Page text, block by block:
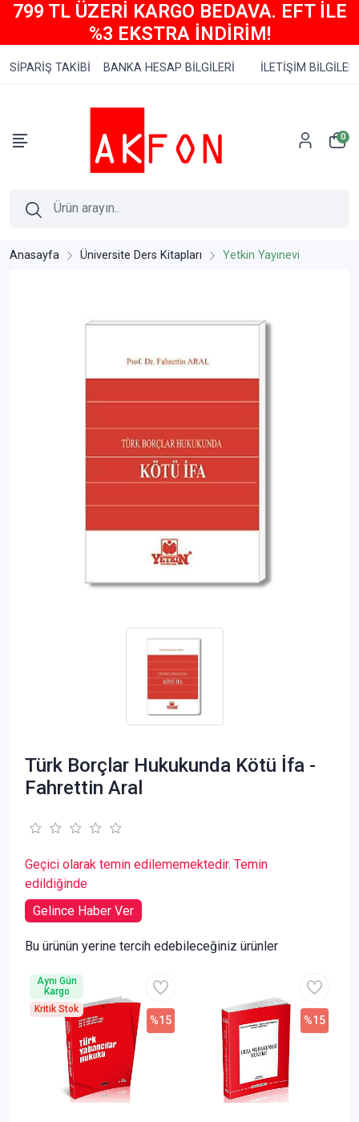
799 TL ÜZERİ KARGO BEDAVA. EFT İLE
%3 EKSTRA İNDİRİM!
SİPARİŞ TAKİBİ BANKA HESAP BİLGİLERİ İLETİŞİM BİLGİLERİ
0
Anasayfa Üniversite Ders Kitapları Yetkin Yayınevi
Türk Borçlar Hukukunda Kötü İfa -
Fahrettin Aral
Geçici olarak temin edilememektedir. Temin
edildiğinde
Gelince Haber Ver
Bu ürünün yerine tercih edebileceğiniz ürünler
%15
Aynı Gün
Kargo
Kritik Stok
%15